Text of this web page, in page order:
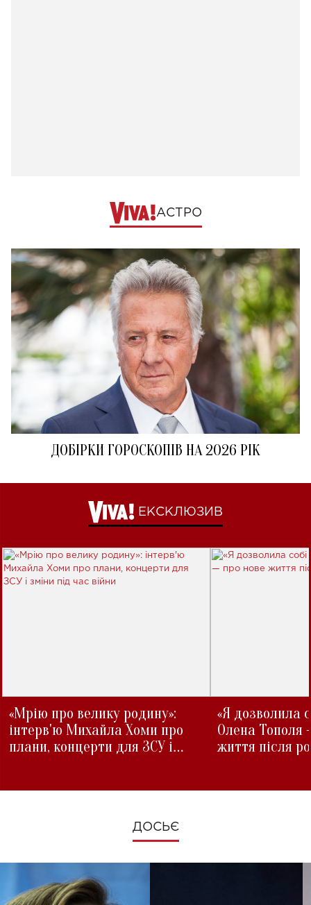
АСТРО
ДОБІРКИ ГОРОСКОПІВ НА 2026 РІК
ЕКСКЛЮЗИВ
«Мрію про велику родину»:
інтерв'ю Михайла Хоми про
плани, концерти для ЗСУ і
«Я дозволила
Олена Тополя
життя після
ДОСЬЄ